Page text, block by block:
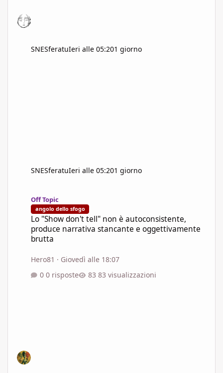
SNESferatuIeri alle 05:201 giorno
SNESferatuIeri alle 05:201 giorno
Off Topic
angolo dello sfogo
Lo "Show don't tell" non è autoconsistente,
produce narrativa stancante e oggettivamente
brutta
Hero81 · Giovedì alle 18:07
0 risposte
83 visualizzazioni